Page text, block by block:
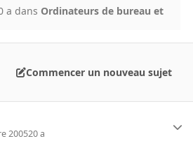
a dans Ordinateurs de bureau et
Commencer un nouveau sujet
200520 a